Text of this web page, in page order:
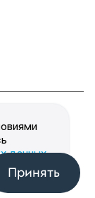
данных.
Принять